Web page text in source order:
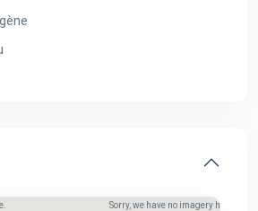
Sorry, we have no imagery here.